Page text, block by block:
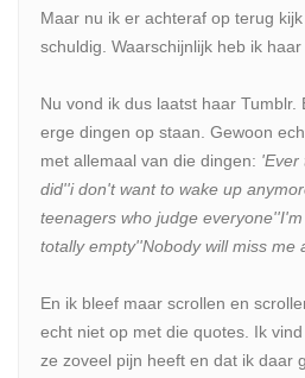
Maar nu ik er achteraf op terug
schuldig. Waarschijnlijk heb ik haar
Nu vond ik dus laatst haar Tumblr.
erge dingen op staan. Gewoon
met allemaal van die dingen: 'Ever
did''i don't want to wake up
teenagers who judge
totally empty''Nobody will miss me
En ik bleef maar scrollen en
echt niet op met die quotes. Ik
ze zoveel pijn heeft en dat ik daar